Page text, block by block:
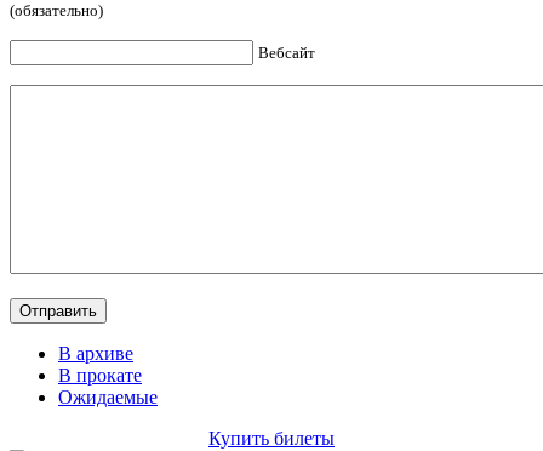
(обязательно)
Вебсайт
В архиве
В прокате
Ожидаемые
Купить билеты